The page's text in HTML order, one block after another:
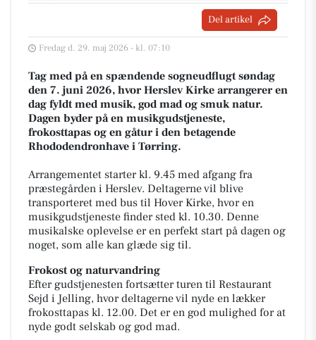
Del artikel
Fredag d. 29. maj 2026 - kl. 07:10
Tag med på en spændende sogneudflugt søndag
den 7. juni 2026, hvor Herslev Kirke arrangerer en
dag fyldt med musik, god mad og smuk natur.
Dagen byder på en musikgudstjeneste,
frokosttapas og en gåtur i den betagende
Rhododendronhave i Tørring.
Arrangementet starter kl. 9.45 med afgang fra
præstegården i Herslev. Deltagerne vil blive
transporteret med bus til Hover Kirke, hvor en
musikgudstjeneste finder sted kl. 10.30. Denne
musikalske oplevelse er en perfekt start på dagen og
noget, som alle kan glæde sig til.
Frokost og naturvandring
Efter gudstjenesten fortsætter turen til Restaurant
Sejd i Jelling, hvor deltagerne vil nyde en lækker
frokosttapas kl. 12.00. Det er en god mulighed for at
nyde godt selskab og god mad.